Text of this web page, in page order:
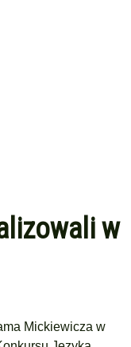
w
Mickiewicza w